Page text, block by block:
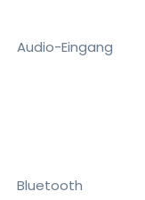
Audio-Eingang
Bluetooth